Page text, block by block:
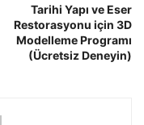
Tarihi Yapı ve Eser
Restorasyonu için 3D
Modelleme Programı
(Ücretsiz Deneyin)